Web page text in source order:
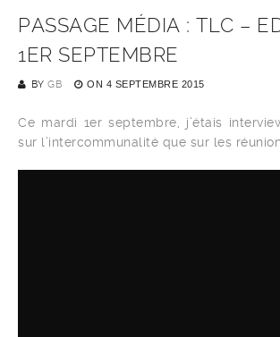
PASSAGE MÉDIA : TLC –
1ER SEPTEMBRE
BY GB ON 4 SEPTEMBRE 2015
Ce mardi 1er septembre, j’étais
sur l’intercommunalité que sur les